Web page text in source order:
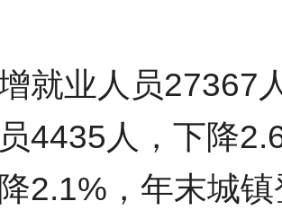
就业人员27367
4435人，下降
2.1%，年末城